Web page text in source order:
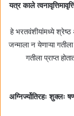
यत्र काले
हे भरतवंशीयांमध्ये श्रेष्ठ
जन्माला न येणाऱ्या
गतीला प्राप्त
अग्निर्ज्योतिरहः शुक्लः